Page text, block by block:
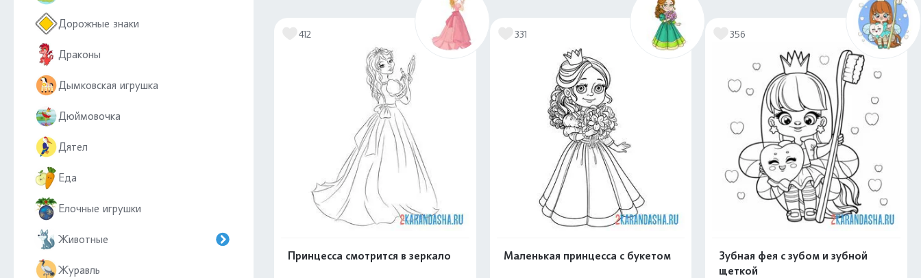
Дорожные знаки
Драконы
Дымковская игрушка
Дюймовочка
Дятел
Еда
Елочные игрушки
Животные
Журавль
412
Принцесса смотрится в зеркало
331
Маленькая принцесса с букетом
356
Зубная фея с зубом и зубной
щеткой